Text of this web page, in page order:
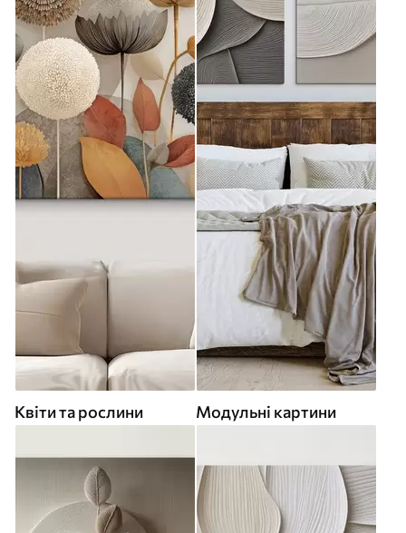
Квіти та рослини Модульні картини